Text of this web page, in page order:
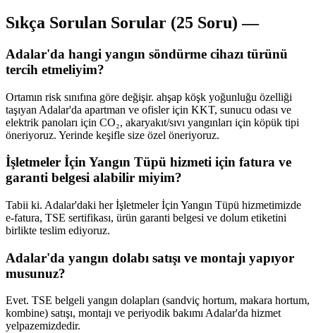
Sıkça Sorulan Sorular (25 Soru) —
Adalar'da hangi yangın söndürme cihazı türünü
tercih etmeliyim?
Ortamın risk sınıfına göre değişir. ahşap köşk yoğunluğu özelliği
taşıyan Adalar'da apartman ve ofisler için KKT, sunucu odası ve
elektrik panoları için CO₂, akaryakıt/sıvı yangınları için köpük tipi
öneriyoruz. Yerinde keşifle size özel öneriyoruz.
İşletmeler İçin Yangın Tüpü hizmeti için fatura ve
garanti belgesi alabilir miyim?
Tabii ki. Adalar'daki her İşletmeler İçin Yangın Tüpü hizmetimizde
e-fatura, TSE sertifikası, ürün garanti belgesi ve dolum etiketini
birlikte teslim ediyoruz.
Adalar'da yangın dolabı satışı ve montajı yapıyor
musunuz?
Evet. TSE belgeli yangın dolapları (sandviç hortum, makara hortum,
kombine) satışı, montajı ve periyodik bakımı Adalar'da hizmet
yelpazemizdedir.